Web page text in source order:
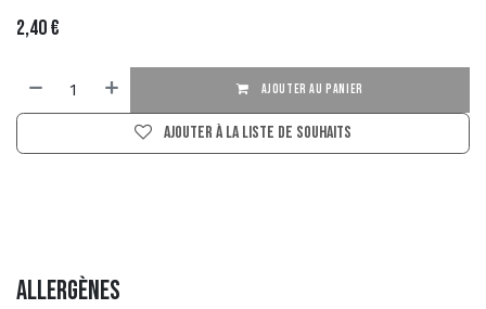
2,40€
AJOUTER AU PANIER
Ajouter à la liste de souhaits
Allergènes